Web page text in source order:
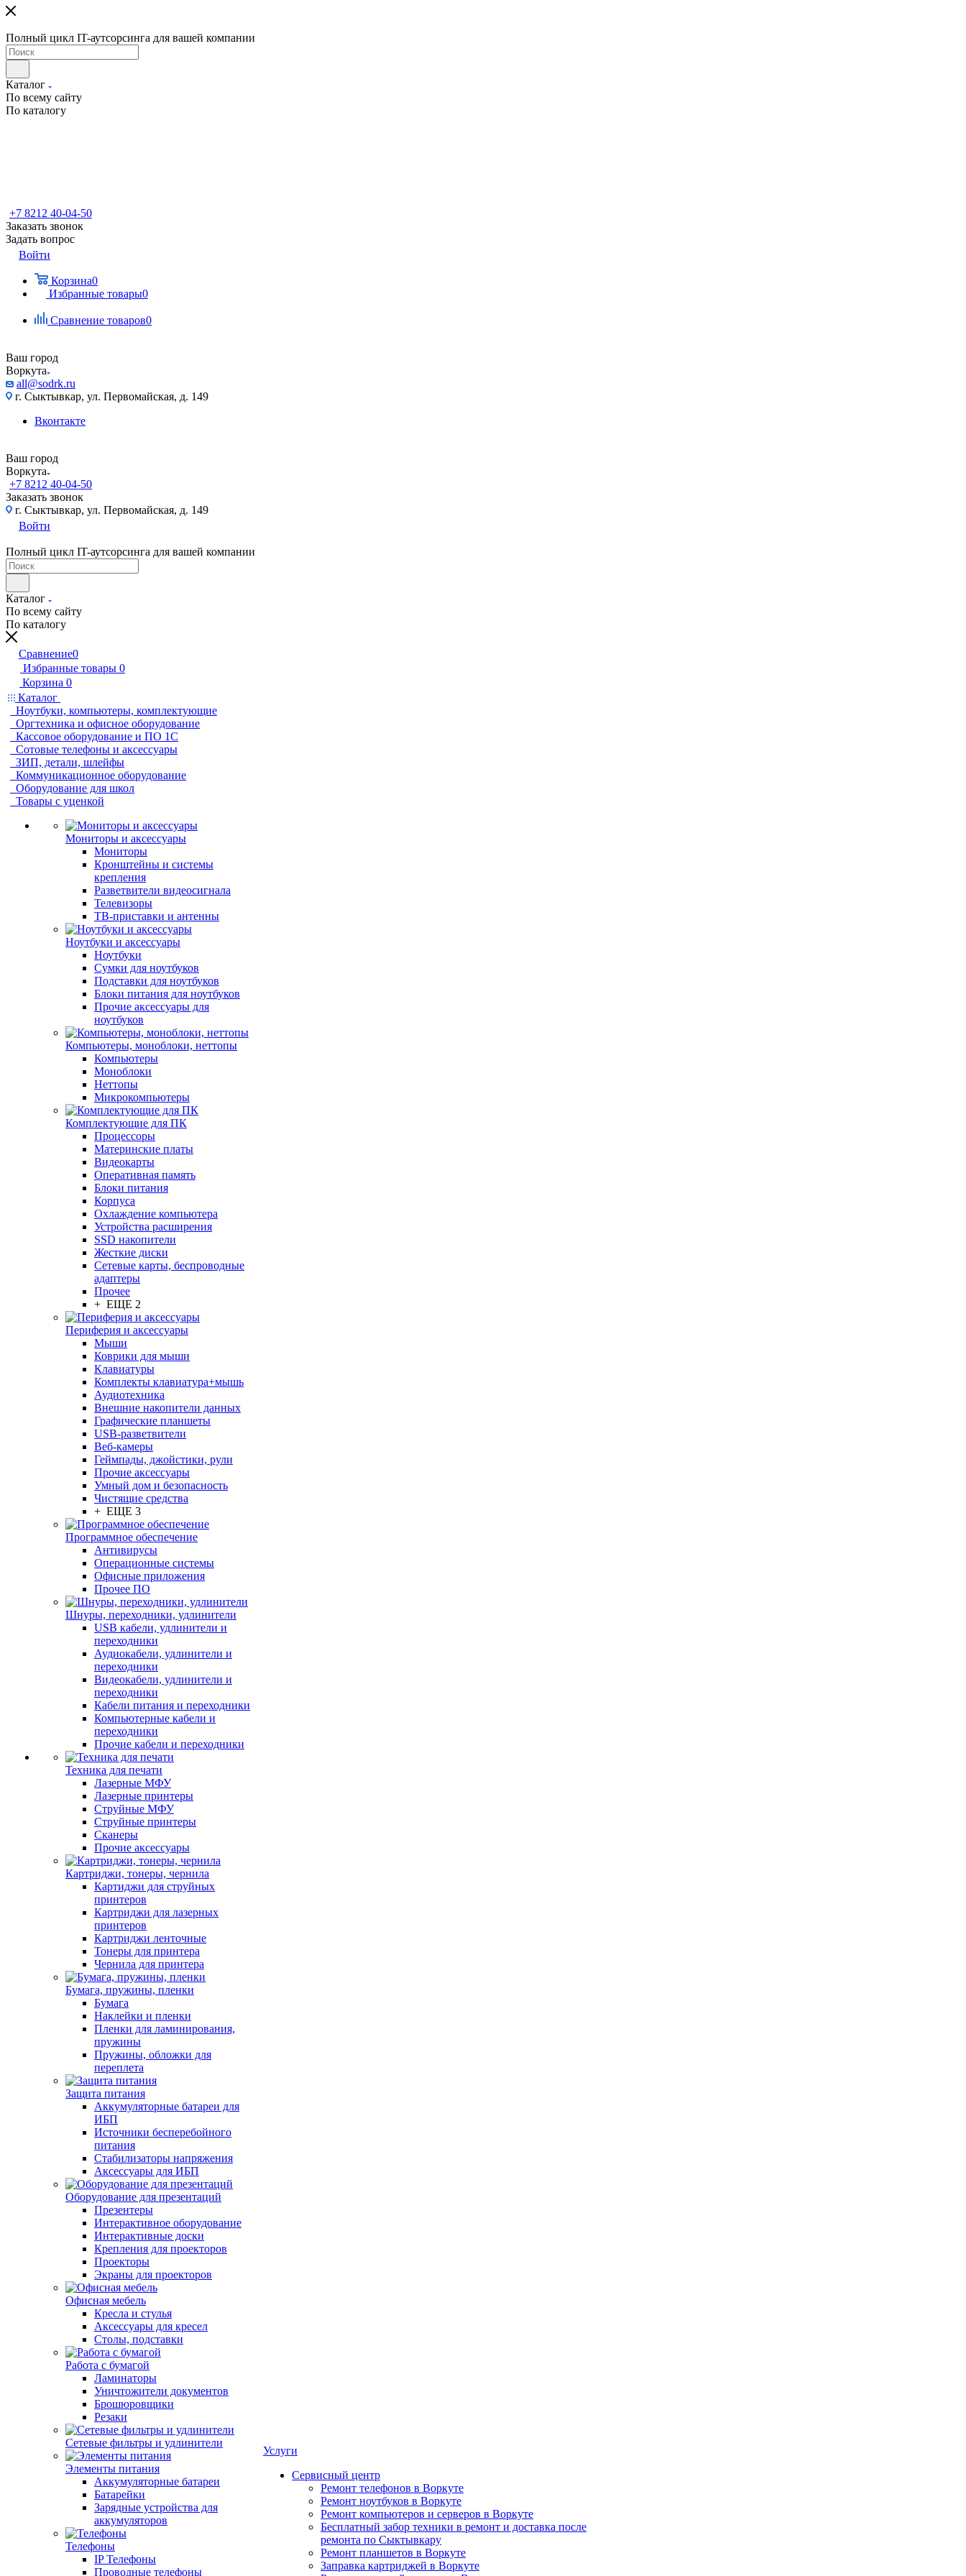
Полный цикл IT-аутсорсинга для вашей компании
Каталог
По всему сайту
По каталогу
+7 8212 40-04-50
Заказать звонок
Задать вопрос
Войти
Корзина0
Избранные товары0
Сравнение товаров0
Ваш город
Воркута
all@sodrk.ru
г. Сыктывкар, ул. Первомайская, д. 149
Вконтакте
Ваш город
Воркута
+7 8212 40-04-50
Заказать звонок
г. Сыктывкар, ул. Первомайская, д. 149
Войти
Полный цикл IT-аутсорсинга для вашей компании
Каталог
По всему сайту
По каталогу
Сравнение0
Избранные товары 0
Корзина 0
Каталог
Ноутбуки, компьютеры, комплектующие
Оргтехника и офисное оборудование
Кассовое оборудование и ПО 1С
Сотовые телефоны и аксессуары
ЗИП, детали, шлейфы
Коммуникационное оборудование
Оборудование для школ
Товары с уценкой
Мониторы и аксессуары
Мониторы
Кронштейны и системы
крепления
Разветвители видеосигнала
Телевизоры
ТВ-приставки и антенны
Ноутбуки и аксессуары
Ноутбуки
Сумки для ноутбуков
Подставки для ноутбуков
Блоки питания для ноутбуков
Прочие аксессуары для
ноутбуков
Компьютеры, моноблоки, неттопы
Компьютеры
Моноблоки
Неттопы
Микрокомпьютеры
Комплектующие для ПК
Процессоры
Материнские платы
Видеокарты
Оперативная память
Блоки питания
Корпуса
Охлаждение компьютера
Устройства расширения
SSD накопители
Жесткие диски
Сетевые карты, беспроводные
адаптеры
Прочее
+ ЕЩЕ 2
Периферия и аксессуары
Мыши
Коврики для мыши
Клавиатуры
Комплекты клавиатура+мышь
Аудиотехника
Внешние накопители данных
Графические планшеты
USB-разветвители
Веб-камеры
Геймпады, джойстики, рули
Прочие аксессуары
Умный дом и безопасность
Чистящие средства
+ ЕЩЕ 3
Программное обеспечение
Антивирусы
Операционные системы
Офисные приложения
Прочее ПО
Шнуры, переходники, удлинители
USB кабели, удлинители и
переходники
Аудиокабели, удлинители и
переходники
Видеокабели, удлинители и
переходники
Кабели питания и переходники
Компьютерные кабели и
переходники
Прочие кабели и переходники
Техника для печати
Лазерные МФУ
Лазерные принтеры
Струйные МФУ
Струйные принтеры
Сканеры
Прочие аксессуары
Картриджи, тонеры, чернила
Картиджи для струйных
принтеров
Картриджи для лазерных
принтеров
Картриджи ленточные
Тонеры для принтера
Чернила для принтера
Бумага, пружины, пленки
Бумага
Наклейки и пленки
Пленки для ламинирования,
пружины
Пружины, обложки для
переплета
Защита питания
Аккумуляторные батареи для
ИБП
Источники бесперебойного
питания
Стабилизаторы напряжения
Аксессуары для ИБП
Оборудование для презентаций
Презентеры
Интерактивное оборудование
Интерактивные доски
Крепления для проекторов
Проекторы
Экраны для проекторов
Офисная мебель
Кресла и стулья
Аксессуары для кресел
Столы, подставки
Работа с бумагой
Ламинаторы
Уничтожители документов
Брошюровщики
Резаки
Сетевые фильтры и удлинители
Элементы питания
Аккумуляторные батареи
Батарейки
Зарядные устройства для
аккумуляторов
Телефоны
IP Телефоны
Проводные телефоны
Услуги
Сервисный центр
Ремонт телефонов в Воркуте
Ремонт ноутбуков в Воркуте
Ремонт компьютеров и серверов в Воркуте
Бесплатный забор техники в ремонт и доставка после
ремонта по Сыктывкару
Ремонт планшетов в Воркуте
Заправка картриджей в Воркуте